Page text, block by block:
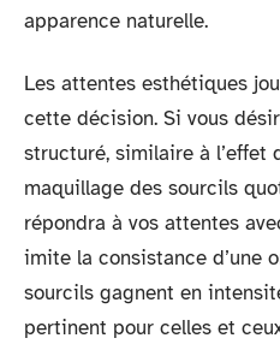
apparence naturelle.
Les attentes esthétiques
cette décision. Si vous
structuré, similaire à l’effet
maquillage des sourcils
répondra à vos attentes
imite la consistance d’une
sourcils gagnent en
pertinent pour celles et